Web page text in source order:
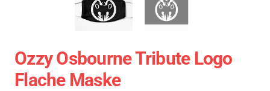
Ozzy Osbourne Tribute Logo
Flache Maske